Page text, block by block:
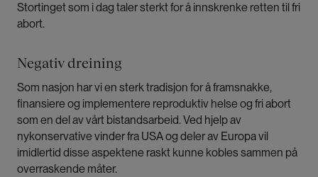
Stortinget som i dag taler sterkt for å innskrenke retten til fri
abort.
Negativ dreining
Som nasjon har vi en sterk tradisjon for å framsnakke,
finansiere og implementere reproduktiv helse og fri abort
som en del av vårt bistandsarbeid. Ved hjelp av
nykonservative vinder fra USA og deler av Europa vil
imidlertid disse aspektene raskt kunne kobles sammen på
overraskende måter.